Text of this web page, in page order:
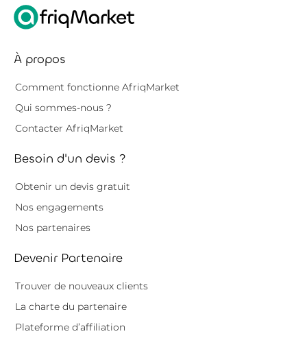
À propos
Comment fonctionne AfriqMarket
Qui sommes-nous ?
Contacter AfriqMarket
Besoin d'un devis ?
Obtenir un devis gratuit
Nos engagements
Nos partenaires
Devenir Partenaire
Trouver de nouveaux clients
La charte du partenaire
Plateforme d’affiliation